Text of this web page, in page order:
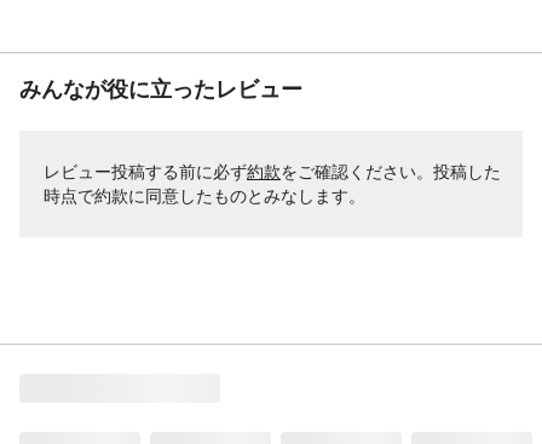
みんなが役に立ったレビュー
レビュー投稿する前に必ず約款をご確認ください。投稿した
時点で約款に同意したものとみなします。